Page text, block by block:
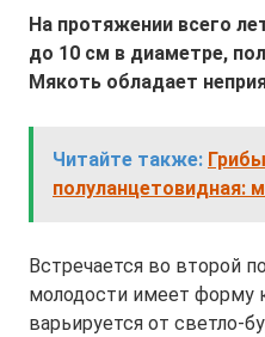
На протяжении всего
до 10 см в диаметре,
Мякоть обладает
Читайте также:
полуланцетовидная:
Встречается во второй
молодости имеет форму
варьируется от светло-